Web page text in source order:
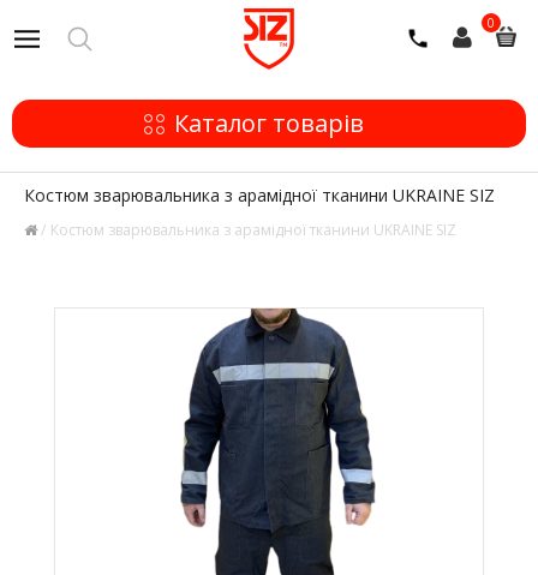
0
Каталог товарів
Костюм зварювальника з арамідної тканини UKRAINE SIZ
Костюм зварювальника з арамідної тканини UKRAINE SIZ